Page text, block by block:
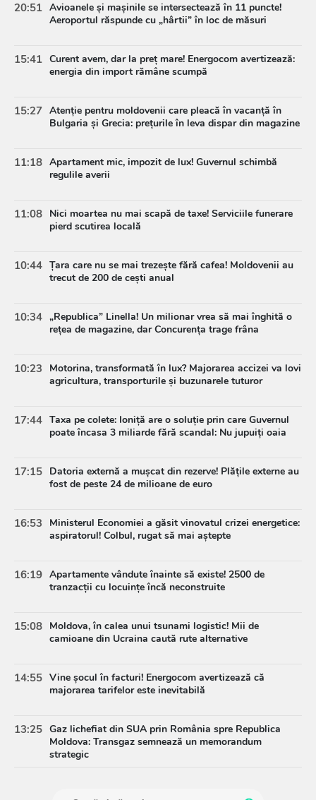
20:51 Avioanele și mașinile se intersectează în 11 puncte!
Aeroportul răspunde cu „hârtii” în loc de măsuri
15:41 Curent avem, dar la preț mare! Energocom avertizează:
energia din import rămâne scumpă
15:27 Atenție pentru moldovenii care pleacă în vacanță în
Bulgaria și Grecia: prețurile în leva dispar din magazine
11:18 Apartament mic, impozit de lux! Guvernul schimbă
regulile averii
11:08 Nici moartea nu mai scapă de taxe! Serviciile funerare
pierd scutirea locală
10:44 Țara care nu se mai trezește fără cafea! Moldovenii au
trecut de 200 de cești anual
10:34 „Republica” Linella! Un milionar vrea să mai înghită o
rețea de magazine, dar Concurența trage frâna
10:23
Motorina, transformată în lux? Majorarea accizei va lovi
agricultura, transporturile și buzunarele tuturor
17:44 Taxa pe colete: Ioniță are o soluție prin care Guvernul
poate încasa 3 miliarde fără scandal: Nu jupuiți oaia
17:15 Datoria externă a mușcat din rezerve! Plățile externe au
fost de peste 24 de milioane de euro
16:53
Ministerul Economiei a găsit vinovatul crizei energetice:
aspiratorul! Colbul, rugat să mai aștepte
16:19 Apartamente vândute înainte să existe! 2500 de
tranzacții cu locuințe încă neconstruite
15:08 Moldova, în calea unui tsunami logistic! Mii de
camioane din Ucraina caută rute alternative
14:55 Vine șocul în facturi! Energocom avertizează că
majorarea tarifelor este inevitabilă
13:25 Gaz lichefiat din SUA prin România spre Republica
Moldova: Transgaz semnează un memorandum
strategic